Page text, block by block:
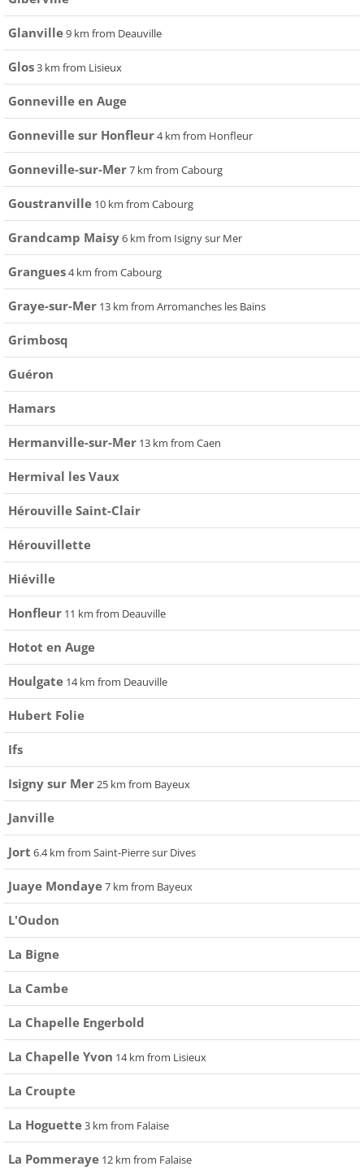
Glanville9 km from Deauville
Glos3 km from Lisieux
Gonneville en Auge
Gonneville sur Honfleur4 km from Honfleur
Gonneville-sur-Mer7 km from Cabourg
Goustranville 10 km from Cabourg
Grandcamp Maisy6 km from Isigny sur Mer
Grangues4 km from Cabourg
Graye-sur-Mer 13 km from Arromanches les Bains
Grimbosq
Guéron
Hamars
Hermanville-sur-Mer 13 km from Caen
Hermival les Vaux
Hérouville Saint-Clair
Hérouvillette
Hiéville
Honfleur 11 km from Deauville
Hotot en Auge
Houlgate 14 km from Deauville
Hubert Folie
Ifs
Isigny sur Mer25 km from Bayeux
Janville
Jort 6.4 km from Saint-Pierre sur Dives
Juaye Mondaye7 km from Bayeux
L'Oudon
La Bigne
La Cambe
La Chapelle Engerbold
La Chapelle Yvon 14 km from Lisieux
La Croupte
La Hoguette3 km from Falaise
La Pommeraye 12 km from Falaise